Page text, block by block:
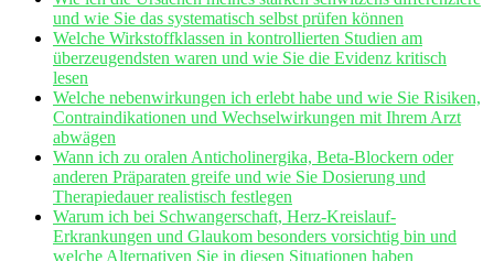
und ​wie Sie ⁣das systematisch selbst ‍prüfen können
Welche Wirkstoffklassen in kontrollierten Studien am
überzeugendsten waren und wie Sie die Evidenz kritisch
lesen
Welche ⁣nebenwirkungen ich erlebt habe und wie Sie Risiken,
Contraindikationen⁣ und Wechselwirkungen mit Ihrem Arzt
abwägen
Wann ich zu oralen Anticholinergika, Beta-Blockern​ oder
anderen Präparaten greife und wie Sie Dosierung und
Therapiedauer realistisch festlegen
Warum ich bei Schwangerschaft, Herz-Kreislauf-
Erkrankungen‌ und Glaukom besonders vorsichtig bin und⁢
welche Alternativen⁢ Sie in diesen Situationen haben